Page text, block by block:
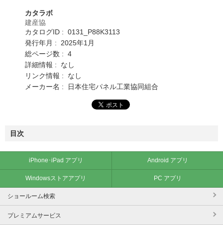
カタラボ
建産協
カタログID : 0131_P88K3113
発行年月 : 2025年1月
総ページ数 : 4
詳細情報 : なし
リンク情報 : なし
メーカー名 : 日本住宅パネル工業協同組合
目次
iPhone･iPad アプリ Android アプリ
Windowsストアアプリ PC アプリ
ショールーム検索
プレミアムサービス